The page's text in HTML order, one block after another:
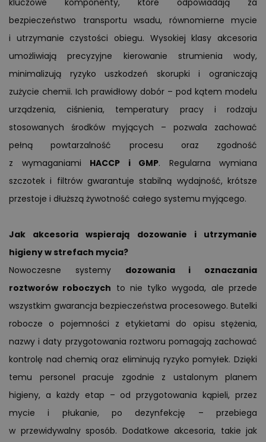
kluczowe komponenty, które odpowiadają za
bezpieczeństwo transportu wsadu, równomierne mycie
i utrzymanie czystości obiegu. Wysokiej klasy akcesoria
umożliwiają precyzyjne kierowanie strumienia wody,
minimalizują ryzyko uszkodzeń skorupki i ograniczają
zużycie chemii. Ich prawidłowy dobór – pod kątem modelu
urządzenia, ciśnienia, temperatury pracy i rodzaju
stosowanych środków myjących – pozwala zachować
pełną powtarzalność procesu oraz zgodność
z wymaganiami HACCP i GMP. Regularna wymiana
szczotek i filtrów gwarantuje stabilną wydajność, krótsze
przestoje i dłuższą żywotność całego systemu myjącego.
Jak akcesoria wspierają dozowanie i utrzymanie
higieny w strefach mycia?
Nowoczesne systemy dozowania i oznaczania
roztworów roboczych to nie tylko wygoda, ale przede
wszystkim gwarancja bezpieczeństwa procesowego. Butelki
robocze o pojemności z etykietami do opisu stężenia,
nazwy i daty przygotowania roztworu pomagają zachować
kontrolę nad chemią oraz eliminują ryzyko pomyłek. Dzięki
temu personel pracuje zgodnie z ustalonym planem
higieny, a każdy etap – od przygotowania kąpieli, przez
mycie i płukanie, po dezynfekcję – przebiega
w przewidywalny sposób. Dodatkowe akcesoria, takie jak